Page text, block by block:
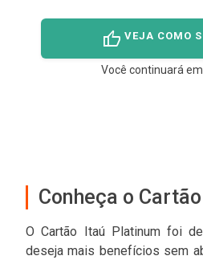
thumb_up VEJA COMO
Você continuará
Conheça o
O Cartão Itaú Platinum foi
deseja mais benefícios sem